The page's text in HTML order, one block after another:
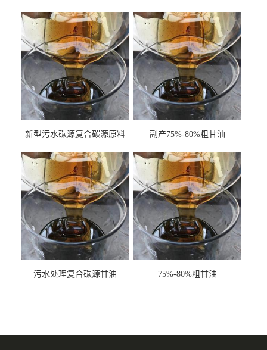
新型污水碳源复合碳源原料
副产75%-80%粗甘油
污水处理复合碳源甘油
75%-80%粗甘油